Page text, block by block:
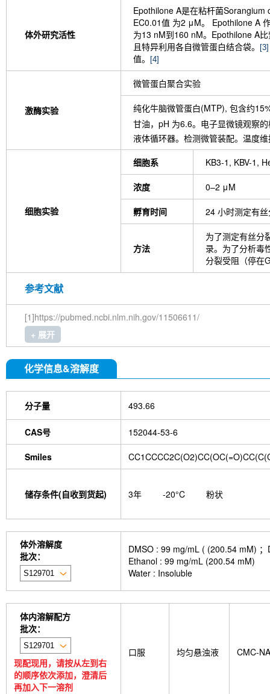
体外研究活性
Epothilone A是在粘杆菌
EC0.01值 为2 μM。 Epothilone A
为13 nM到160 nM。Epothilone A
且特异利用各自微管蛋白结合袋。
[3]
值。
[4]
激酶实验
微管蛋白聚合实验
纯化牛脑微管蛋白(MTP), 包含约
甘油，pH 为6.6。电子显微镜观察
液体循环器。检测微管装配。温度
细胞实验
细胞系 KB3-1, KBV-1,
浓度 0–2 μM
孵育时间 24 小时测定有
方法
为了测定有丝分
录。为了分析毒
分裂受阻（停在
参考文献
[1]https://pubmed.ncbi.nlm.nih.gov/11506611/
+ 展开
化学信息&溶解度
分子量 493.66
CAS号 152044-53-6
Smiles
储存条件(自收到货起) 3年 -20°C 粉状
体外溶解度
批次：
DMSO : 99 mg/mL ( (200.54 mM)
Ethanol : 99 mg/mL (200.54 mM)
Water : Insoluble
体内溶解配方
批次：
现配现用，请按从左到右
的顺序依次添加，澄清后
再加入下一溶剂
口服 均匀悬浊液 CMC-NA